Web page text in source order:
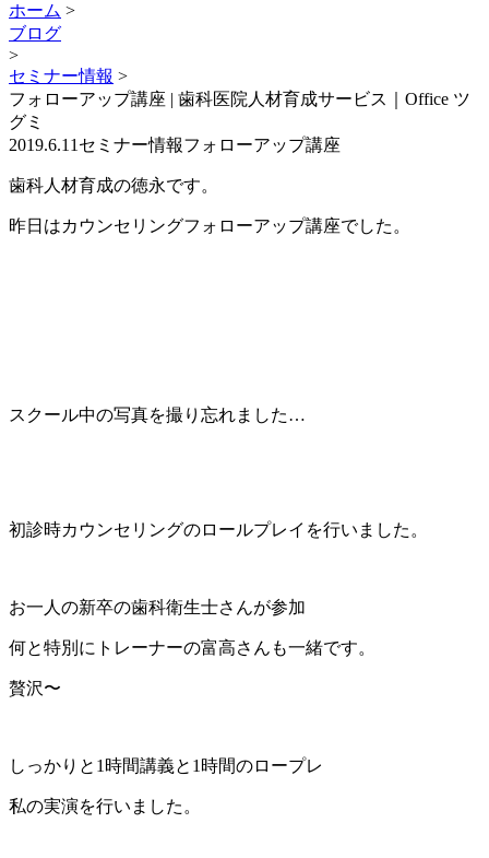
ホーム >
ブログ
>
セミナー情報 >
フォローアップ講座 | 歯科医院人材育成サービス｜Office ツ
グミ
2019.6.11 セミナー情報フォローアップ講座
歯科人材育成の徳永です。
昨日はカウンセリングフォローアップ講座でした。
スクール中の写真を撮り忘れました…
初診時カウンセリングのロールプレイを行いました。
お一人の新卒の歯科衛生士さんが参加
何と特別にトレーナーの富高さんも一緒です。
贅沢〜
しっかりと1時間講義と1時間のロープレ
私の実演を行いました。